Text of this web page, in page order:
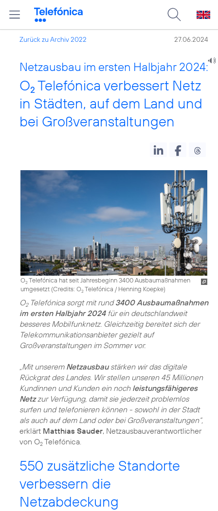
Zurück zu Archiv 2022 27.06.2024
Netzausbau im ersten Halbjahr 2024:
O2 Telefónica verbessert Netz
in Städten, auf dem Land und
bei Großveranstaltungen
O2Telefónica hat seit Jahresbeginn 3400 Ausbaumaßnahmen
umgesetzt (Credits: O2Telefónica / Henning Koepke)
O2Telefónica sorgt mit rund3400 Ausbaumaßnahmen
im ersten Halbjahr 2024für ein deutschlandweit
besseres Mobilfunknetz. Gleichzeitig bereitet sich der
Telekommunikationsanbieter gezielt auf
Großveranstaltungen im Sommer vor.
„Mit unserem Netzausbaustärken wir das digitale
Rückgrat des Landes. Wir stellen unseren 45 Millionen
Kundinnen und Kunden ein noch leistungsfähigeres
Netzzur Verfügung, damit sie jederzeit problemlos
surfen und telefonieren können - sowohl in der Stadt
als auch auf dem Land oder bei Großveranstaltungen“,
erklärt Matthias Sauder, Netzausbauverantwortlicher
von O2 Telefónica.
550 zusätzliche Standorte
verbessern die
Netzabdeckung